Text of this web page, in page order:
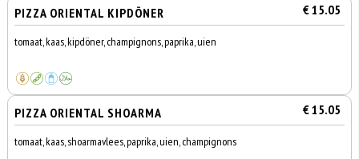
PIZZA ORIENTAL KIPDÖNER € 15.05
tomaat, kaas, kipdöner, champignons, paprika, uien
PIZZA ORIENTAL SHOARMA € 15.05
tomaat, kaas, shoarmavlees, paprika, uien, champignons